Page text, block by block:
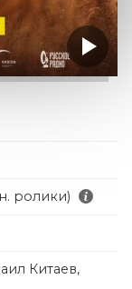
ролики)
Китаев,